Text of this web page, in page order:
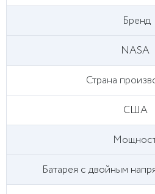
Бренд
NASA
Страна
США
Батарея с двойным